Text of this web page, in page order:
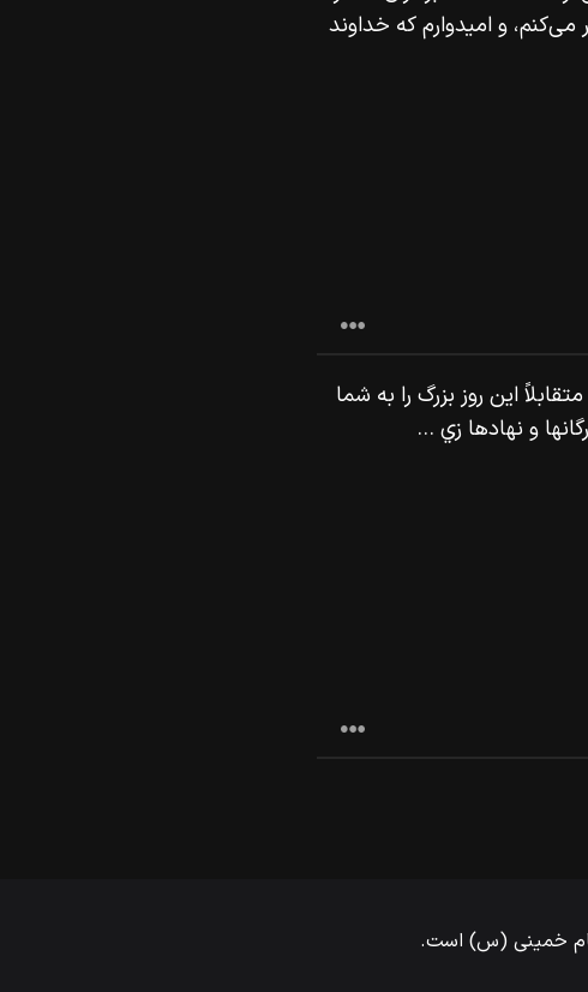
و اميدوارم كه خداوند
اين روز بزرگ را به شما
و نهادها زي ...
خمینی (س) است.